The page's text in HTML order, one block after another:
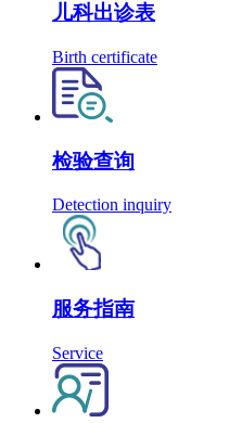
儿科出诊表
Birth certificate
检验查询
Detection inquiry
服务指南
Service